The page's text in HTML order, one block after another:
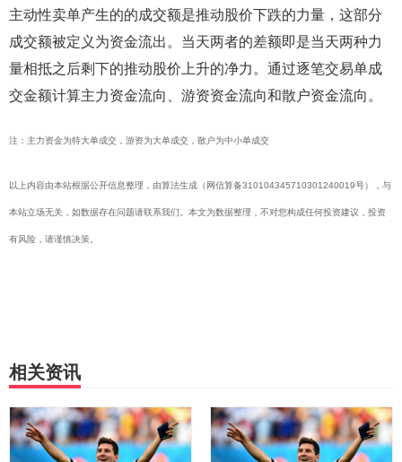
主动性卖单产生的的成交额是推动股价下跌的力量，这部分
成交额被定义为资金流出。当天两者的差额即是当天两种力
量相抵之后剩下的推动股价上升的净力。通过逐笔交易单成
交金额计算主力资金流向、游资资金流向和散户资金流向。
注：主力资金为特大单成交，游资为大单成交，散户为中小单成交
以上内容由本站根据公开信息整理，由算法生成（网信算备310104345710301240019号），与
本站立场无关，如数据存在问题请联系我们。本文为数据整理，不对您构成任何投资建议，投资
有风险，请谨慎决策。
相关资讯